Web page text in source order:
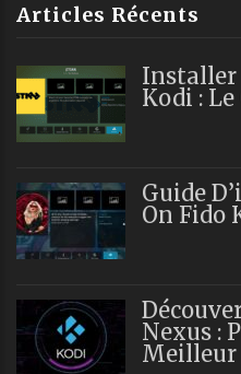
Articles Récents
Installer
Kodi :
Guide
On Fido
Nexus :